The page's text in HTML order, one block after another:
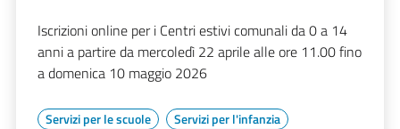
Iscrizioni online per i Centri estivi comunali da 0 a 14
anni a partire da mercoledì 22 aprile alle ore 11.00 fino
a domenica 10 maggio 2026
Servizi per le scuole
Servizi per l'infanzia